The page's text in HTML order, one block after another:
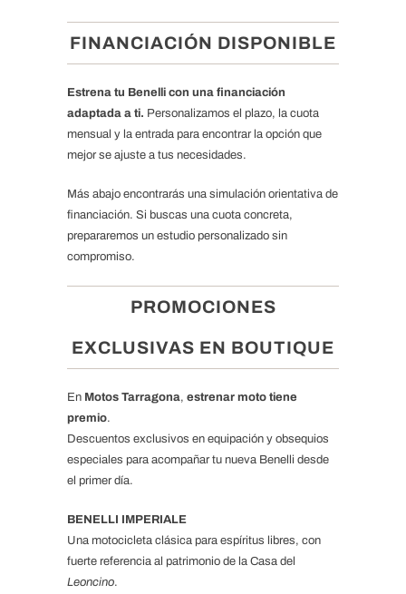
FINANCIACIÓN DISPONIBLE
Estrena tu Benelli con una financiación
adaptada a ti. Personalizamos el plazo, la cuota
mensual y la entrada para encontrar la opción que
mejor se ajuste a tus necesidades.
Más abajo encontrarás una simulación orientativa de
financiación. Si buscas una cuota concreta,
prepararemos un estudio personalizado sin
compromiso.
PROMOCIONES
EXCLUSIVAS EN BOUTIQUE
En Motos Tarragona, estrenar moto tiene
premio.
Descuentos exclusivos en equipación y obsequios
especiales para acompañar tu nueva Benelli desde
el primer día.
BENELLI IMPERIALE
Una motocicleta clásica para espíritus libres, con
fuerte referencia al patrimonio de la Casa del
Leoncino.